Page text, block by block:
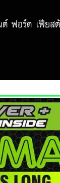
ฟอร์ด เฟีย